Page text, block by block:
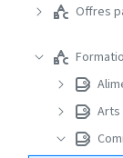
Offres
Arts